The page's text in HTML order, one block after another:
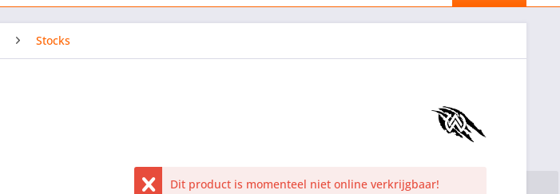
Stocks
Dit product is momenteel niet online verkrijgbaar!